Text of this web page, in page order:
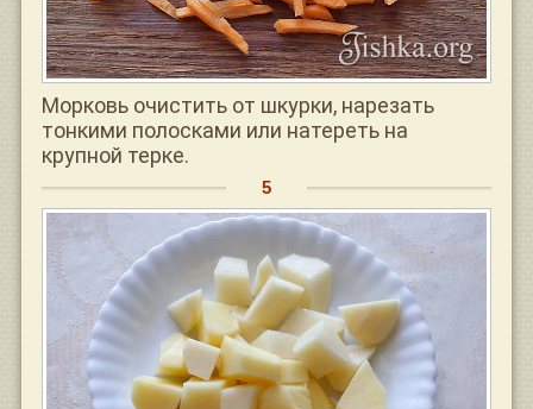
Морковь очистить от шкурки, нарезать
тонкими полосками или натереть на
крупной терке.